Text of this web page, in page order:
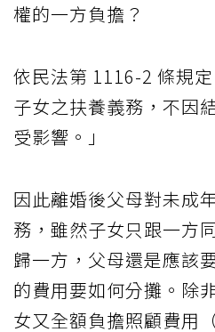
權的一方負擔？
依民法第 1116-2 條規
子女之扶養義務，不因
受影響。」
因此離婚後父母對未成
務，雖然子女只跟一方
歸一方，父母還是應該
的費用要如何分攤。除
女又全額負擔照顧費用